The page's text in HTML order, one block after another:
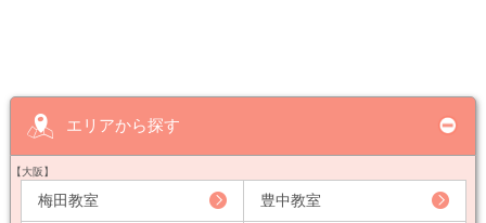
エリアから探す
【大阪】
梅田教室 豊中教室